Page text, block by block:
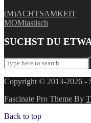
(M)ACHTSAMKEIT
MOMtastisch
SUCHST DU
Copyright © 2013-2026 -
Fascinate Pro Theme By
Back to top